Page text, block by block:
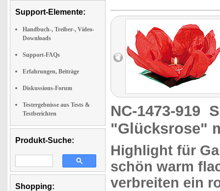
Support-Elemente:
Handbuch-, Treiber-, Video-
Downloads
Support-FAQs
Erfahrungen, Beiträge
Diskussions-Forum
Testergebnisse aus Tests &
Testberichten
Produkt-Suche:
Shopping:
NC-1473-919
"Glücksrose"
Highlight für
schön warm
verbreiten ein